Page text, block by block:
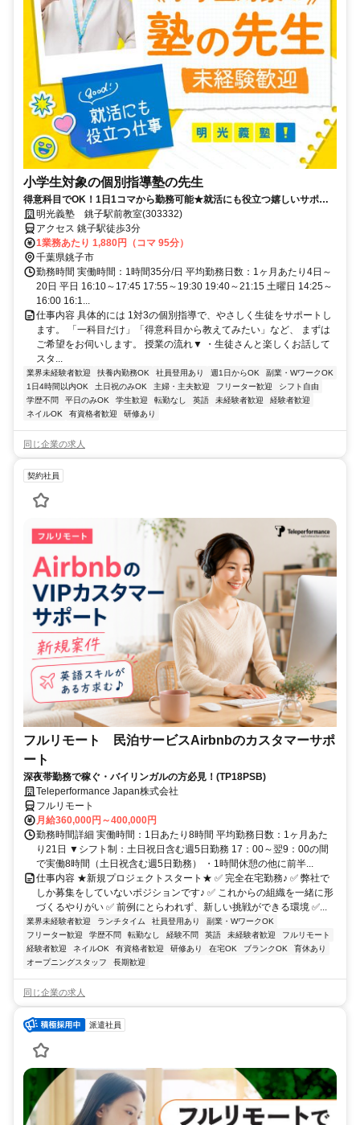
小学生対象の個別指導塾の先生
得意科目でOK！1日1コマから勤務可能★就活にも役立つ嬉しいサポー
トあり！ミドル・シニアも活躍中
明光義塾 銚子駅前教室(303332)
アクセス 銚子駅徒歩3分
1業務あたり 1,880円（コマ 95分）
千葉県銚子市
勤務時間 実働時間：1時間35分/日 平均勤務日数：1ヶ月あたり4日～
20日 平日 16:10～17:45 17:55～19:30 19:40～21:15 土曜日 14:25～
16:00 16:1...
仕事内容 具体的には 1対3の個別指導で、やさしく生徒をサポートし
ます。 「一科目だけ」「得意科目から教えてみたい」など、 まずは
ご希望をお伺いします。 授業の流れ▼ ・生徒さんと楽しくお話して
スタ...
業界未経験者歓迎 扶養内勤務OK 社員登用あり 週1日からOK
副業・WワークOK
1日4時間以内OK
土日祝のみOK 主婦・主夫歓迎 フリーター歓迎
シフト自由
学歴不問
平日のみOK 学生歓迎 転勤なし 英語 未経験者歓迎
経験者歓迎
ネイルOK
有資格者歓迎 研修あり
同じ企業の求人
契約社員
フルリモート 民泊サービスAirbnbのカスタマーサポ
ート
深夜帯勤務で稼ぐ・バイリンガルの方必見！(TP18PSB)
Teleperformance Japan株式会社
フルリモート
月給360,000円～400,000円
勤務時間詳細 実働時間：1日あたり8時間 平均勤務日数：1ヶ月あた
り21日 ▼シフト制：土日祝日含む週5日勤務 17：00～翌9：00の間
で実働8時間（土日祝含む週5日勤務） ・1時間休憩の他に前半...
仕事内容 ★新規プロジェクトスタート★ ✅ 完全在宅勤務♪ ✅ 弊社で
しか募集をしていないポジションです♪ ✅ これからの組織を一緒に形
づくるやりがい ✅ 前例にとらわれず、新しい挑戦ができる環境 ✅...
業界未経験者歓迎 ランチタイム 社員登用あり
副業・WワークOK
フリーター歓迎
学歴不問 転勤なし 経験不問 英語 未経験者歓迎
フルリモート
経験者歓迎
ネイルOK 有資格者歓迎 研修あり 在宅OK ブランクOK
育休あり
オープニングスタッフ
長期歓迎
同じ企業の求人
派遣社員